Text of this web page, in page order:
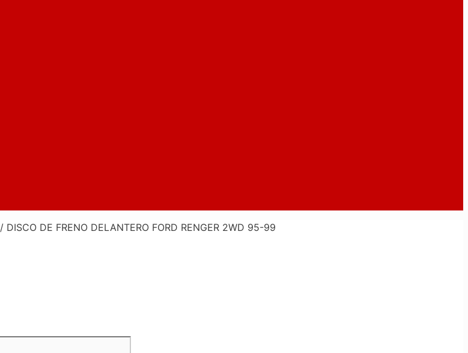
/ DISCO DE FRENO DELANTERO FORD RENGER 2WD 95-99